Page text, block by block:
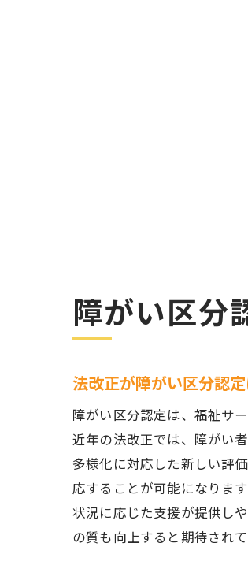
障がい区分
法改正が障がい区分認
障がい区分認定は、福祉サ
近年の法改正では、障がい
多様化に対応した新しい評
応することが可能になりま
状況に応じた支援が提供し
の質も向上すると期待されて